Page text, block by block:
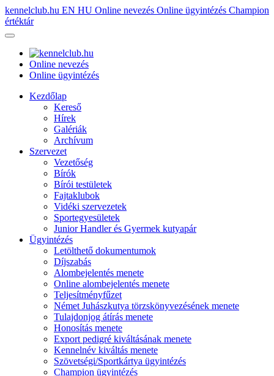
kennelclub.hu EN HU Online nevezés Online ügyintézés Champion
értéktár
Online nevezés
Online ügyintézés
Kezdőlap
Kereső
Hírek
Galériák
Archívum
Szervezet
Vezetőség
Bírók
Bírói testületek
Fajtaklubok
Vidéki szervezetek
Sportegyesületek
Junior Handler és Gyermek kutyapár
Ügyintézés
Letölthető dokumentumok
Díjszabás
Alombejelentés menete
Online alombejelentés menete
Teljesítményfűzet
Német Juhászkutya törzskönyvezésének menete
Tulajdonjog átírás menete
Honosítás menete
Export pedigré kiváltásának menete
Kennelnév kiváltás menete
Szövetségi/Sportkártya ügyintézés
Champion ügyintézés